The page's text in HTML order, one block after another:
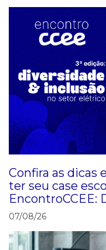
Confira as dicas
ter seu case
EncontroCCEE:
07/08/26